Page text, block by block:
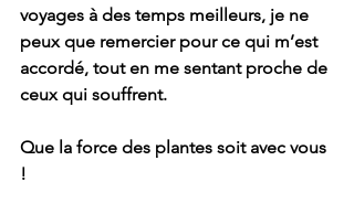
voyages à des temps meilleurs, je ne
peux que remercier pour ce qui m’est
accordé, tout en me sentant proche de
ceux qui souffrent.
Que la force des plantes soit avec vous
!